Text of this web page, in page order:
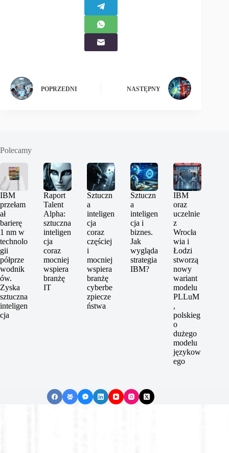
POPRZEDNI NASTĘPNY
Polecamy
IBM
przełam
ał
barierę
1 nm w
technolo
gii
półprze
wodnik
ów.
Zyska
sztuczna
inteligen
cja
Raport
Talent
Alpha:
sztuczna
inteligen
cja
coraz
mocniej
wspiera
branżę
IT
Sztuczn
a
inteligen
cja
coraz
częściej
i
mocniej
wspiera
branżę
cyberbe
zpiecze
ństwa
Sztuczn
a
inteligen
cja i
biznes.
Jak
wygląda
strategia
IBM?
IBM
oraz
uczelnie
z
Wrocła
wia i
Łodzi
stworzą
nowy
wariant
modelu
PLLuM
,
polskieg
o
dużego
modelu
językow
ego